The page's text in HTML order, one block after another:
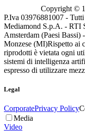
Copyright ©
P.Iva 03976881007 -
Mediamond S.p.A. - RTI
Amsterdam (Paesi
Monzese (MI)Rispetto ai
riprodotti è vietata ogni
sistemi di intelligenza
espresso di utilizzare
Legal
CorporatePrivacy Policy
Media
Video